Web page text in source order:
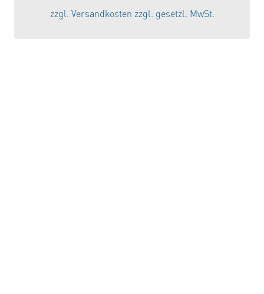
war:
538,56 €
zzgl. Versandkosten zzgl. gesetzl. MwSt.